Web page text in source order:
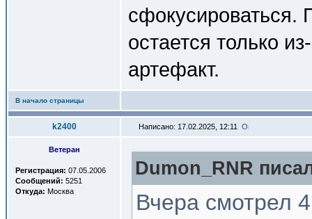
сфокусироваться.
остается только
артефакт.
В начало страницы
k2400 Написано: 17.02.2025, 12:11
Ветеран
Регистрация: 07.05.2006
Сообщений: 5251
Откуда: Москва
Dumon_RNR
Вчера смотрел